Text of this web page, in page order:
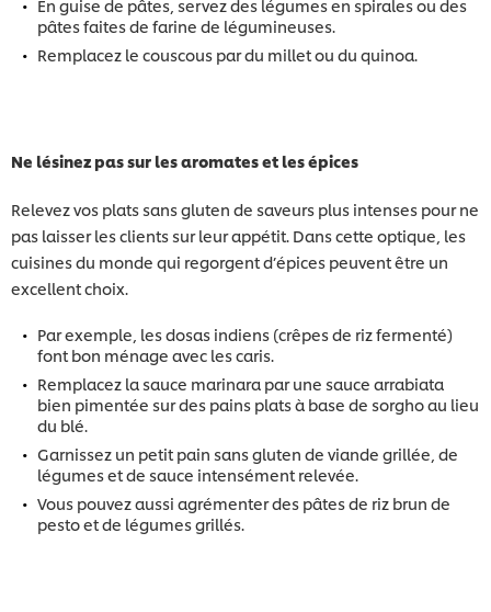
En guise de pâtes, servez des légumes en spirales ou des
pâtes faites de farine de légumineuses.
Remplacez le couscous par du millet ou du quinoa.
Ne lésinez pas sur les aromates et les épices
Relevez vos plats sans gluten de saveurs plus intenses pour ne
pas laisser les clients sur leur appétit. Dans cette optique, les
cuisines du monde qui regorgent d’épices peuvent être un
excellent choix.
Par exemple, les dosas indiens (crêpes de riz fermenté)
font bon ménage avec les caris.
Remplacez la sauce marinara par une sauce arrabiata
bien pimentée sur des pains plats à base de sorgho au lieu
du blé.
Garnissez un petit pain sans gluten de viande grillée, de
légumes et de sauce intensément relevée.
Vous pouvez aussi agrémenter des pâtes de riz brun de
pesto et de légumes grillés.